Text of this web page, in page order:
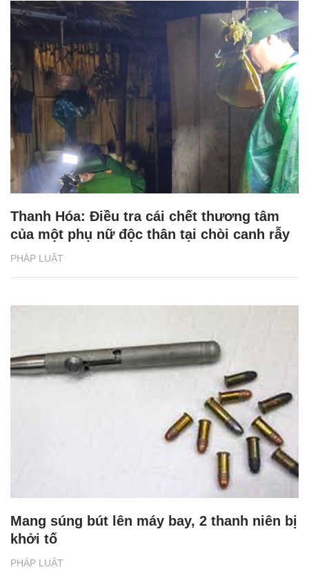
PHÁP LUẬT
Thanh Hóa: Điều tra cái chết thương tâm
của một phụ nữ độc thân tại chòi canh rẫy
PHÁP LUẬT
Mang súng bút lên máy bay, 2 thanh niên bị
khởi tố